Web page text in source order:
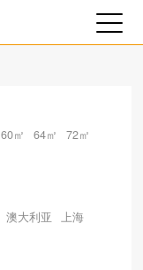
60㎡ 64㎡
72㎡
澳大利亚
上海